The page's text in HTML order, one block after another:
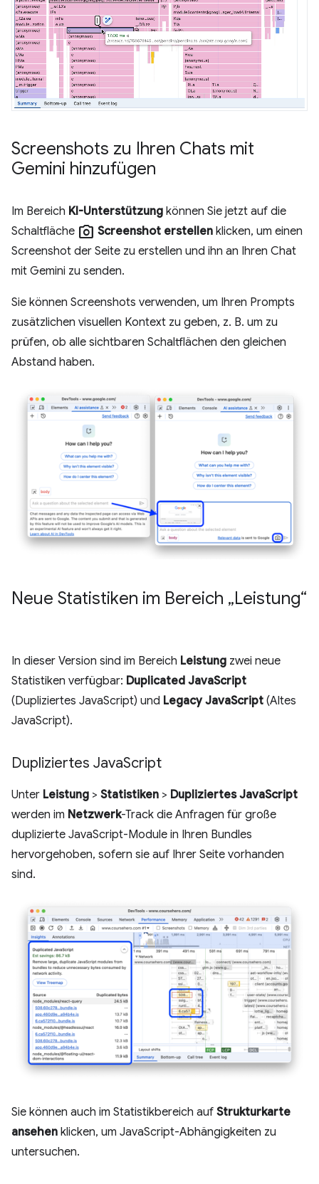
Screenshots zu Ihren Chats mit
Gemini hinzufügen
Im Bereich KI-Unterstützung können Sie jetzt auf die
Schaltfläche photo_camera Screenshot erstellen klicken, um einen
Screenshot der Seite zu erstellen und ihn an Ihren Chat
mit Gemini zu senden.
Sie können Screenshots verwenden, um Ihren Prompts
zusätzlichen visuellen Kontext zu geben, z. B. um zu
prüfen, ob alle sichtbaren Schaltflächen den gleichen
Abstand haben.
Neue Statistiken im Bereich „Leistung“
In dieser Version sind im Bereich Leistung zwei neue
Statistiken verfügbar: Duplicated JavaScript
(Dupliziertes JavaScript) und Legacy JavaScript (Altes
JavaScript).
Dupliziertes JavaScript
Unter Leistung > Statistiken > Dupliziertes JavaScript
werden im Netzwerk-Track die Anfragen für große
duplizierte JavaScript-Module in Ihren Bundles
hervorgehoben, sofern sie auf Ihrer Seite vorhanden
sind.
Sie können auch im Statistikbereich auf Strukturkarte
ansehen klicken, um JavaScript-Abhängigkeiten zu
untersuchen.